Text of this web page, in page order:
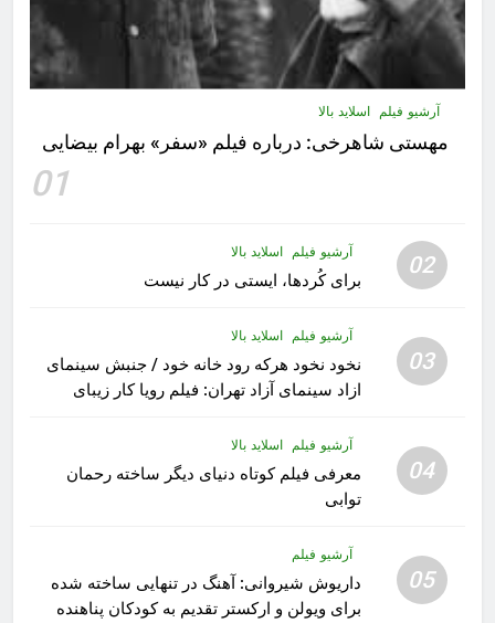
آرشیو فیلم اسلاید بالا
مهستى شاهرخى:‌ درباره فيلم «سفر» بهرام بیضایی
01
02 آرشیو فیلم اسلاید بالا
برای کُردها، ایستی در کار نیست
03
آرشیو فیلم اسلاید بالا
نخود نخود هرکه رود خانه خود / جنبش سینمای
ازاد سینمای آزاد تهران: فیلم رویا کار زیبای
04
آرشیو فیلم اسلاید بالا
معرفی فیلم کوتاه دنیای دیگر ساخته رحمان
توابی
05
آرشیو فیلم
داریوش شیروانی: آهنگ در تنهایی ساخته شده
برای ویولن و ارکستر تقدیم به کودکان پناهنده